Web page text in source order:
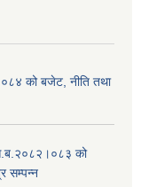
को बजेट, नीति तथा
को
सम्पन्न